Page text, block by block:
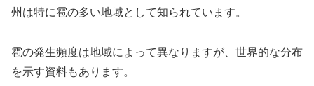
州は特に雹の多い地域として知られています。
雹の発生頻度は地域によって異なりますが、世界的な分布
を示す資料もあります。